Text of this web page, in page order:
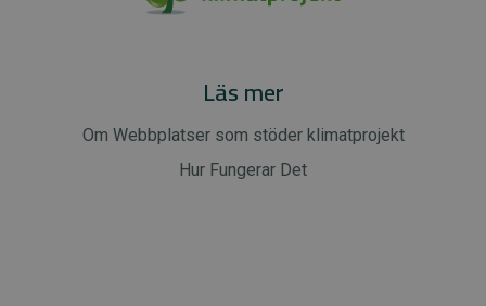
Läs mer
Om Webbplatser som stöder klimatprojekt
Hur Fungerar Det